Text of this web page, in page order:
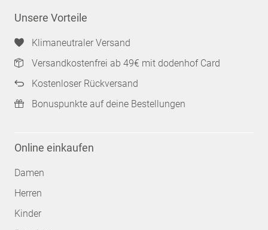
Unsere Vorteile
Klimaneutraler Versand
Versandkostenfrei ab 49€ mit dodenhof Card
Kostenloser Rückversand
Bonuspunkte auf deine Bestellungen
Online einkaufen
Damen
Herren
Kinder